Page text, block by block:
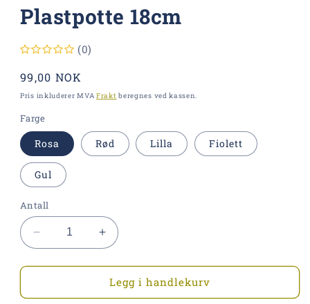
Plastpotte 18cm
(0)
Vanlig
pris
99,00 NOK
Pris inkluderer MVA Frakt beregnes ved kassen.
Farge
Rosa Rød Lilla Fiolett
Gul
Antall
antallet
for
Rosa
Øk
antallet
for
Kunstig
Rosa
Legg i handlekurv